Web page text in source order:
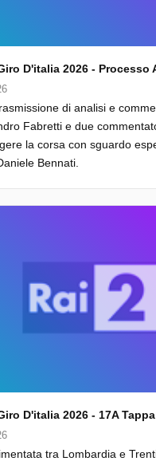
di analisi e
Fabretti e due
la corsa con sguardo
Bennati.
tra Lombardia e